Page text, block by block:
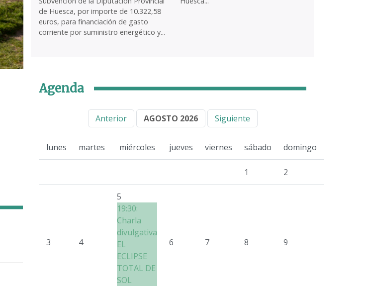
de Huesca, por importe de 10.322,58
euros, para financiación de gasto
corriente por suministro energético y...
Agenda
Anterior AGOSTO 2026 Siguiente
lunes martes miércoles jueves viernes sábado domingo
1 2
3 4
5
19:30:
Charla
divulgativa
EL
ECLIPSE
TOTAL DE
SOL
6 7 8 9